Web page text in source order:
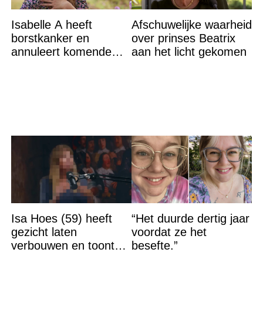
Isabelle A heeft
borstkanker en
annuleert komende
Afschuwelijke waarheid
over prinses Beatrix
aan het licht gekomen
Isa Hoes (59) heeft
gezicht laten
verbouwen en toont
“Het duurde dertig jaar
voordat ze het
besefte.”